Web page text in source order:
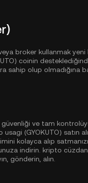
broker kullanmak yeni
coinin
sahip olup olmadığına
güvenliği ve tam
(GYOKUTO) satın
kolayca alıp
indirin. kripto
gönderin, alın.